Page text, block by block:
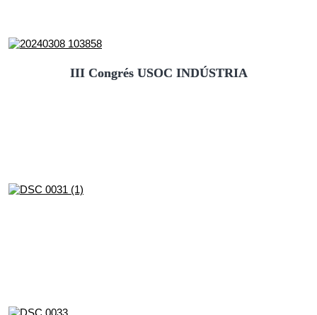
III Congrés USOC INDÚSTRIA